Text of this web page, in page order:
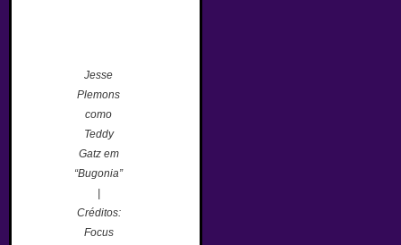
Jesse
Plemons
como
Teddy
Gatz em
“Bugonia”
Créditos:
Focus